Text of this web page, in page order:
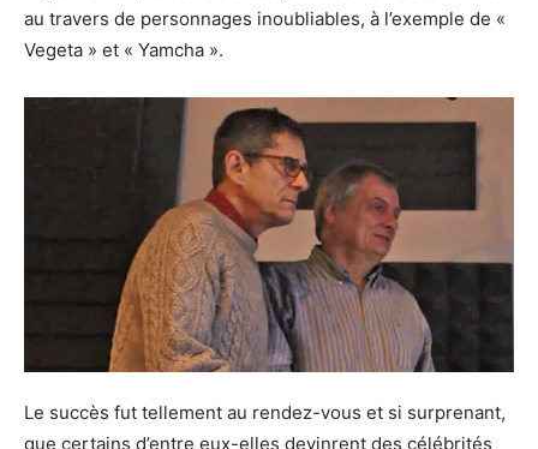
au travers de personnages inoubliables, à l’exemple de «
Vegeta » et « Yamcha ».
Le succès fut tellement au rendez-vous et si surprenant,
que certains d’entre eux-elles devinrent des célébrités